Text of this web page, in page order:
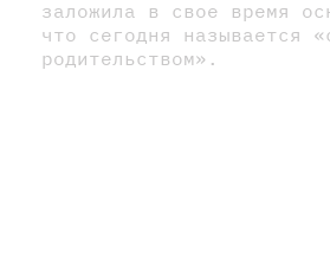
заложила в свое время
что сегодня называется
родительством».